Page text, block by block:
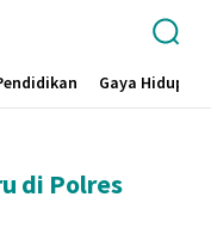
Gaya Hidup
di Polres